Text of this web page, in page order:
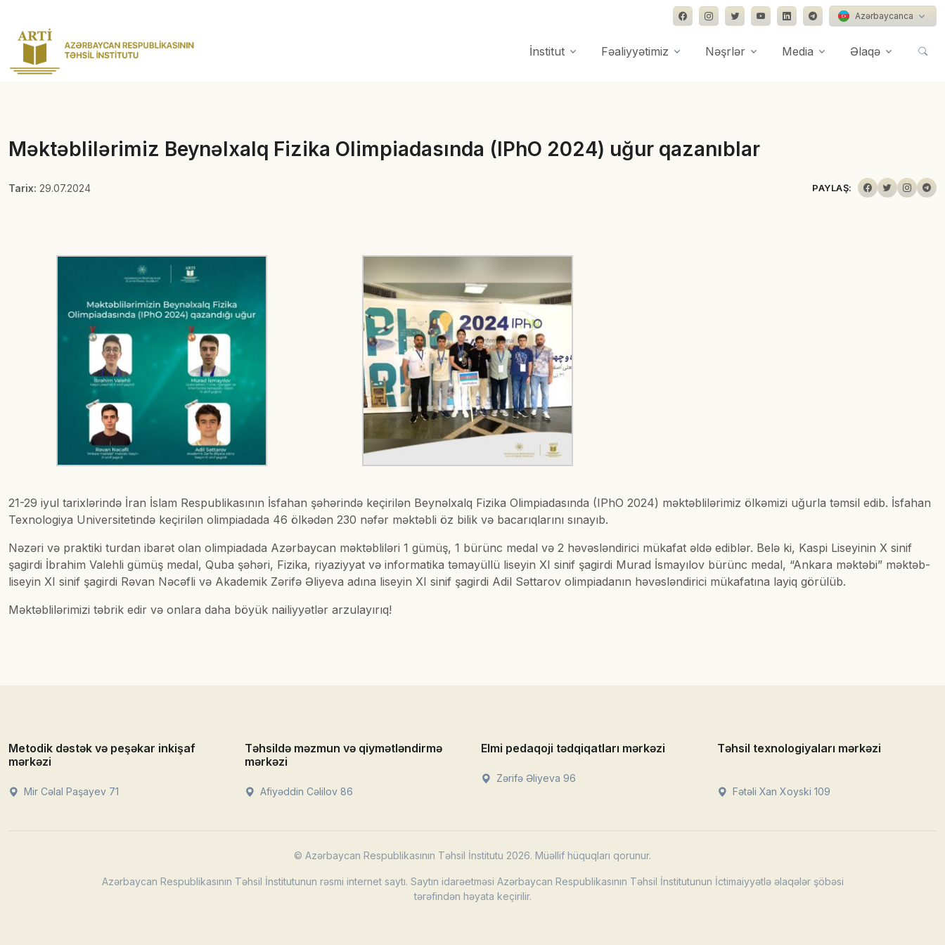
Azərbaycanca
İnstitut Fəaliyyətimiz Nəşrlər Media Əlaqə
Məktəblilərimiz Beynəlxalq Fizika Olimpiadasında (IPhO 2024) uğur qazanıblar
Tarix: 29.07.2024 PAYLAŞ:
21-29 iyul tarixlərində İran İslam Respublikasının İsfahan şəhərində keçirilən Beynəlxalq Fizika Olimpiadasında (IPhO 2024) məktəblilərimiz ölkəmizi uğurla təmsil edib. İsfahan
Texnologiya Universitetində keçirilən olimpiadada 46 ölkədən 230 nəfər məktəbli öz bilik və bacarıqlarını sınayıb.
Nəzəri və praktiki turdan ibarət olan olimpiadada Azərbaycan məktəbliləri 1 gümüş, 1 bürünc medal və 2 həvəsləndirici mükafat əldə ediblər. Belə ki, Kaspi Liseyinin X sinif
şagirdi İbrahim Valehli gümüş medal, Quba şəhəri, Fizika, riyaziyyat və informatika təmayüllü liseyin XI sinif şagirdi Murad İsmayılov bürünc medal, “Ankara məktəbi” məktəb-
liseyin XI sinif şagirdi Rəvan Nəcəfli və Akademik Zərifə Əliyeva adına liseyin XI sinif şagirdi Adil Səttarov olimpiadanın həvəsləndirici mükafatına layiq görülüb.
Məktəblilərimizi təbrik edir və onlara daha böyük nailiyyətlər arzulayırıq!
Metodik dəstək və peşəkar inkişaf
mərkəzi
Mir Cəlal Paşayev 71
Təhsildə məzmun və qiymətləndirmə
mərkəzi
Afiyəddin Cəlilov 86
Elmi pedaqoji tədqiqatları mərkəzi
Zərifə Əliyeva 96
Təhsil texnologiyaları mərkəzi
Fətəli Xan Xoyski 109
© Azərbaycan Respublikasının Təhsil İnstitutu 2026. Müəllif hüquqları qorunur.
Azərbaycan Respublikasının Təhsil İnstitutunun rəsmi internet saytı. Saytın idarəetməsi Azərbaycan Respublikasının Təhsil İnstitutunun İctimaiyyətlə əlaqələr şöbəsi
tərəfindən həyata keçirilir.